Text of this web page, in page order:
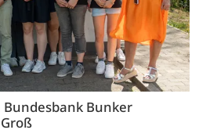
Bunker